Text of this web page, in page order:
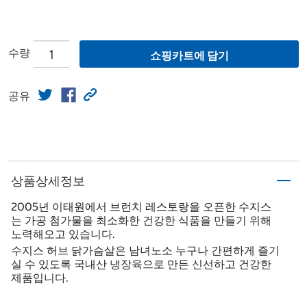
수량 쇼핑카트에 담기
공유
상품상세정보
2005년 이태원에서 브런치 레스토랑을 오픈한 수지스
는 가공 첨가물을 최소화한 건강한 식품을 만들기 위해
노력해오고 있습니다.
수지스 허브 닭가슴살은 남녀노소 누구나 간편하게 즐기
실 수 있도록 국내산 냉장육으로 만든 신선하고 건강한
제품입니다.